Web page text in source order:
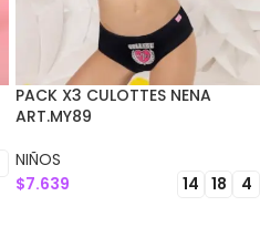
PACK X3 CULOTTES NENA
ART.MY89
NIÑOS
$7.639 14 18 4